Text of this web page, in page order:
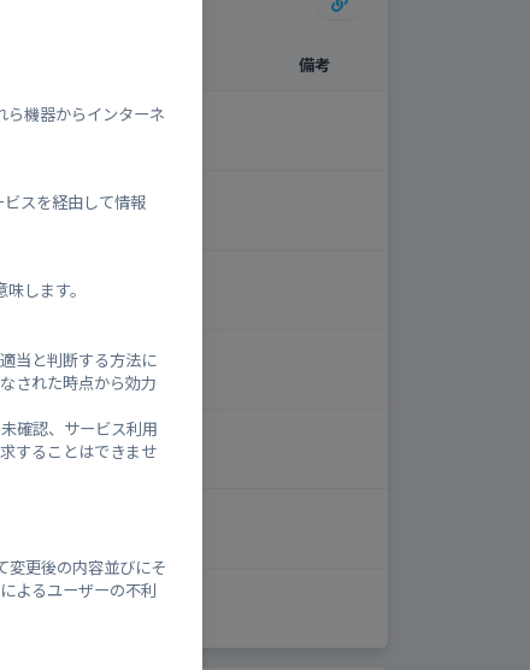
ら機器からインターネ
スを経由して情報
します。
当と判断する方法に
された時点から効力
確認、サービス利用
することはできませ
変更後の内容並びにそ
よるユーザーの不利
備考